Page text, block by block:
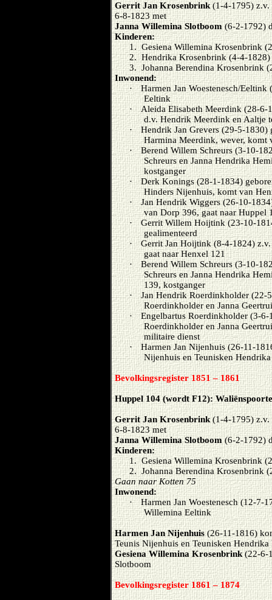
Gerrit Jan Krosenbrink(1-4-1795) z.v.
6-8-1823 met
Janna Willemina Slotboom (6-2-1792)
Kinderen:
1. Gesiena Willemina Krosenbrink
2. Hendrika Krosenbrink (4-4-
3. Johanna Berendina Krosenbrink
Inwonend:
·
Harmen Jan Woestenesch/
Eeltink
·
Aleida Elisabeth Meerdink (28-
d.v. Hendrik Meerdink en Aaltje
·
Hendrik Jan Grevers (29-5-1830)
Harmina Meerdink, wever, komt
·
Berend Willem Schreurs (3-10-
Schreurs en Janna Hendrika
kostganger
·
Derk Konings (28-1-1834)
Hinders Nijenhuis, komt van
·
Jan Hendrik Wiggers (26-10-
van Dorp 396, gaat naar Huppel
·
Gerrit Willem Hoijtink (23-10-
gealimenteerd
·
Gerrit Jan Hoijtink (8-4-1824)
gaat naar Henxel 121
·
Berend Willem Schreurs (3-10-
Schreurs en Janna Hendrika
139, kostganger
·
Jan Hendrik Roerdinkholder (22-
Roerdinkholder en Janna
·
Engelbartus Roerdinkholder (3-
Roerdinkholder en Janna
militaire dienst
·
Harmen Jan Nijenhuis (26-11-
Nijenhuis en Teunisken
Bevolkingsregister 1851 – 1861
Huppel 104 (wordt F12): Waliënspoorte
Gerrit Jan Krosenbrink(1-4-1795) z.v.
6-8-1823 met
Janna Willemina Slotboom (6-2-1792)
Kinderen:
1. Gesiena Willemina Krosenbrink
2. Johanna Berendina Krosenbrink
Gaan naar Kotten 75
Inwonend:
·
Harmen Jan Woestenesch (12-7-
Willemina Eeltink
Harmen Jan Nijenhuis(26-11-1816)
Teunis Nijenhuis en Teunisken
Gesiena Willemina Krosenbrink(22-6-
Slotboom
Bevolkingsregister 1861 – 1874